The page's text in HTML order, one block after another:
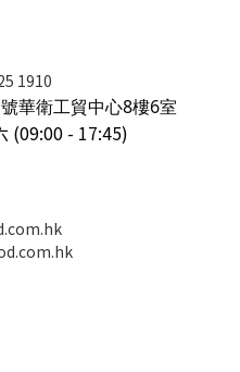
1910
華衛工貿中心8樓6室
(09:00 - 17:45)